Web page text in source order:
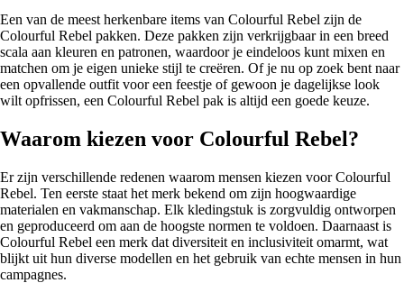
Een van de meest herkenbare items van Colourful Rebel zijn de
Colourful Rebel pakken. Deze pakken zijn verkrijgbaar in een breed
scala aan kleuren en patronen, waardoor je eindeloos kunt mixen en
matchen om je eigen unieke stijl te creëren. Of je nu op zoek bent naar
een opvallende outfit voor een feestje of gewoon je dagelijkse look
wilt opfrissen, een Colourful Rebel pak is altijd een goede keuze.
Waarom kiezen voor Colourful Rebel?
Er zijn verschillende redenen waarom mensen kiezen voor Colourful
Rebel. Ten eerste staat het merk bekend om zijn hoogwaardige
materialen en vakmanschap. Elk kledingstuk is zorgvuldig ontworpen
en geproduceerd om aan de hoogste normen te voldoen. Daarnaast is
Colourful Rebel een merk dat diversiteit en inclusiviteit omarmt, wat
blijkt uit hun diverse modellen en het gebruik van echte mensen in hun
campagnes.